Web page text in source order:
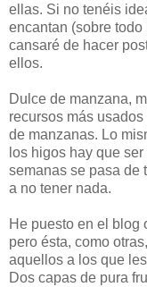
ellas. Si no tenéis
encantan (sobre
cansaré de hacer
ellos.
Dulce de manzana,
recursos más
de manzanas. Lo
los higos hay que
semanas se pasa de
a no tener nada.
He puesto en el blog
pero ésta, como
aquellos a los que
Dos capas de pura